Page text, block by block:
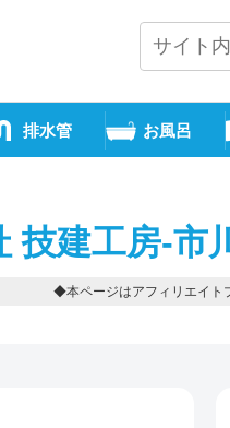
排水管 お風呂
技建工房-市
◆本ページはアフィリエイト